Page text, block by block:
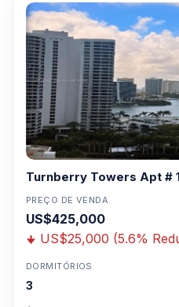
Turnberry Towers Apt #
PREÇO DE VENDA
US$425,000
US$25,000 (5.6%
DORMITÓRIOS
3